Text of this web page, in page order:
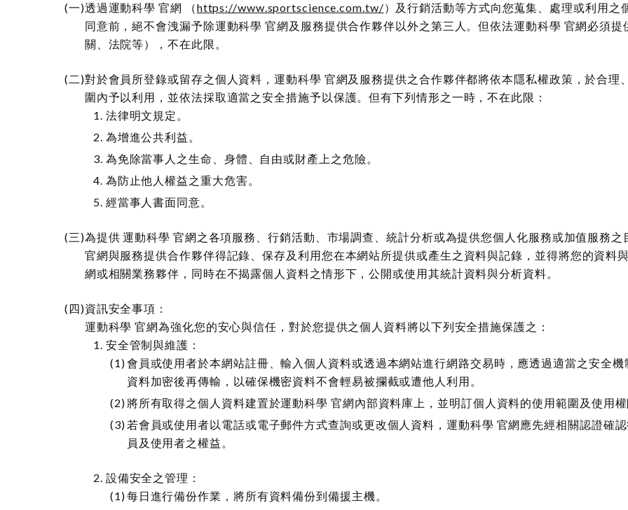
透過運動科學 官網 （https://www.sportscience.com.tw/）及行銷活動等方式向您蒐集、處理或利用之
同意前，絕不會洩漏予除運動科學 官網及服務提供合作夥伴以外之第三人。但依法運動科學 官網必須提
關、法院等），不在此限。
對於會員所登錄或留存之個人資料，運動科學 官網及服務提供之合作夥伴都將依本隱私權政策，於合理
圍內予以利用，並依法採取適當之安全措施予以保護。但有下列情形之一時，不在此限：
法律明文規定。
為增進公共利益。
為免除當事人之生命、身體、自由或財產上之危險。
為防止他人權益之重大危害。
經當事人書面同意。
為提供 運動科學 官網之各項服務、行銷活動、市場調查、統計分析或為提供您個人化服務或加值服務之
官網與服務提供合作夥伴得記錄、保存及利用您在本網站所提供或產生之資料與記錄，並得將您的資料
網或相關業務夥伴，同時在不揭露個人資料之情形下，公開或使用其統計資料與分析資料。
資訊安全事項：
運動科學 官網為強化您的安心與信任，對於您提供之個人資料將以下列安全措施保護之：
安全管制與維護：
會員或使用者於本網站註冊、輸入個人資料或透過本網站進行網路交易時，應透過適當之安全機
資料加密後再傳輸，以確保機密資料不會輕易被攔截或遭他人利用。
將所有取得之個人資料建置於運動科學 官網內部資料庫上，並明訂個人資料的使用範圍及使用權
若會員或使用者以電話或電子郵件方式查詢或更改個人資料，運動科學 官網應先經相關認證確
員及使用者之權益。
設備安全之管理：
每日進行備份作業，將所有資料備份到備援主機。